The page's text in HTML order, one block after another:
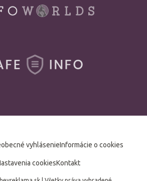
vyhlásenieInformácie o cookies
cookiesKontakt